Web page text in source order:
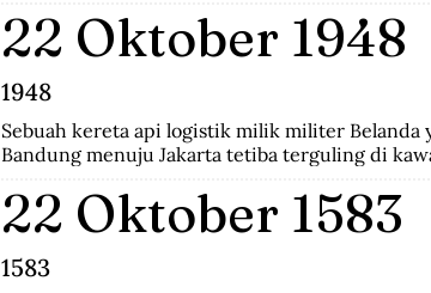
di pihak Pakistan.
22 Oktober 1948
1948
Sebuah kereta api logistik milik militer Belanda
Bandung menuju Jakarta tetiba terguling di
22 Oktober 1583
1583